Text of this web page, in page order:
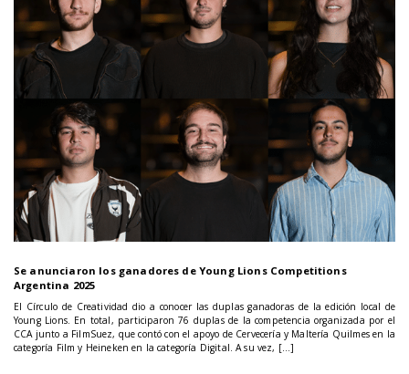
Se anunciaron los ganadores de Young Lions Competitions
Argentina 2025
El Círculo de Creatividad dio a conocer las duplas ganadoras de la edición local de
Young Lions. En total, participaron 76 duplas de la competencia organizada por el
CCA junto a FilmSuez, que contó con el apoyo de Cervecería y Maltería Quilmes en la
categoría Film y Heineken en la categoría Digital. A su vez, […]